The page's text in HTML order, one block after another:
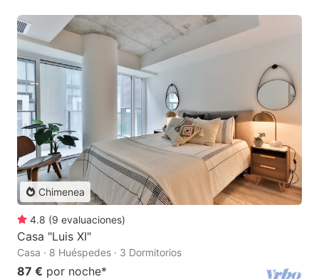
Chimenea
4.8 (9 evaluaciones)
Casa "Luis XI"
Casa · 8 Huéspedes · 3 Dormitorios
87 € por noche*